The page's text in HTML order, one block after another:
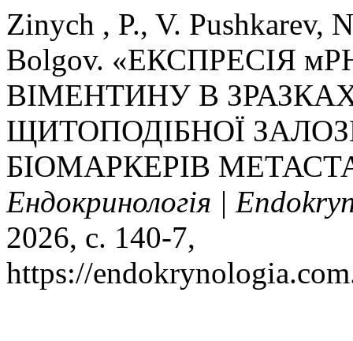
Zinych , P., V. Pushkarev,
Bolgov. «ЕКСПРЕСІЯ
ВІМЕНТИНУ В
ЩИТОПОДІБНОЇ
БІОМАРКЕРІВ
Ендокринологія |
2026, с. 140-7,
https://